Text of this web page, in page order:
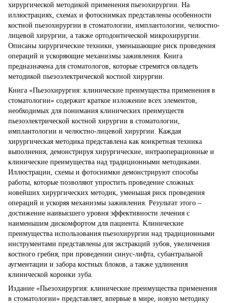
хирургической методикой применения пьезохирургии. На
иллюстрациях, схемах и фотоснимках представлены особенности
костной пьезохирургии в стоматологии, имплантологии, челюстно-
лицевой хирургии, а также ортодонтической микрохирургии.
Описаны хирургические техники, уменьшающие риск проведения
операций и ускоряющие механизмы заживления. Книга
предназначена для стоматологов, которые стремятся овладеть
методикой пьезоэлектрической костной хирургии.
Книга «Пьезохирургия: клинические преимущества применения в
стоматологии» содержит краткое изложение всех элементов,
необходимых для понимания клинических преимуществ
пьезоэлектрической костной хирургии в стоматологии,
имплантологии и челюстно-лицевой хирургии. Каждая
хирургическая методика представлена как конкретная техника
выполнения, демонстрируя хирургические, интраоперационные и
клинические преимущества над традиционными методиками.
Иллюстрации, схемы и фотоснимки демонстрируют способы
работы, которые позволяют упростить проведение сложных
новейших хирургических методик, уменьшая риск проведения
операций и ускоряя механизмы заживления. Результат этого –
достижение наивысшего уровня эффективности лечения с
наименьшим дискомфортом для пациента. Клинические
преимущества использования пьезохирургии над традиционными
инструментами представлены для экстракций зубов, увеличения
костного гребня, при проведении синус-лифта, субантральной
аугментации и забора костных блоков, а также удлинения
клинической коронки зуба.
Издание «Пьезохирургия: клинические преимущества применения
в стоматологии» представляет, впервые в мире, новую методику